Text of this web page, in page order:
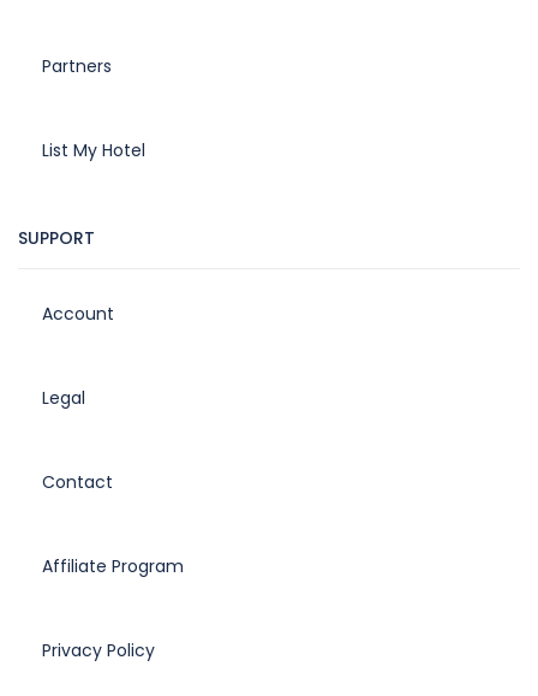
Partners
List My Hotel
SUPPORT
Account
Legal
Contact
Affiliate Program
Privacy Policy